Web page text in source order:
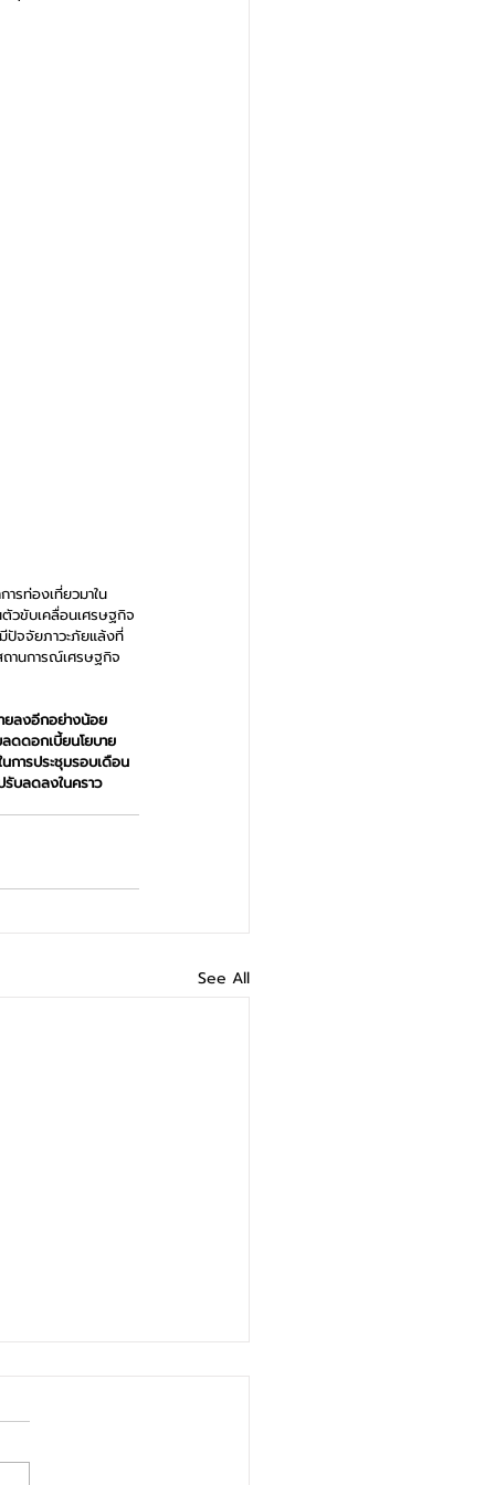
ารท่องเที่ยวมาใน
ตัวขับเคลื่อนเศรษฐกิจ
ปัจจัยภาวะภัยแล้งที่
านการณ์เศรษฐกิจ
ยลงอีกอย่างน้อย
ดดอกเบี้ยนโยบาย
การประชุมรอบเดือน
บลดลงในคราว
See All